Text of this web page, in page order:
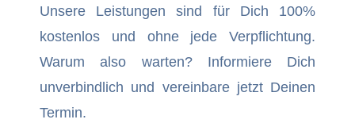
Unsere Leistungen sind für Dich 100%
kostenlos und ohne jede Verpflichtung.
Warum also warten? Informiere Dich
unverbindlich und vereinbare jetzt Deinen
Termin.